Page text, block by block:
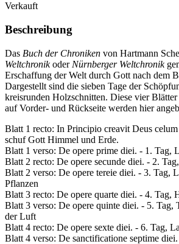
Verkauft
Beschreibung
Das Buch der Chroniken von Hartmann
Weltchronikoder Nürnberger Weltchronik
Erschaffung der Welt durch Gott nach dem
Dargestellt sind die sieben Tage der
kreisrunden Holzschnitten. Diese vier
auf Vorder- und Rückseite werden hier
Blatt 1 recto: In Principio creavit Deus
schuf Gott Himmel und Erde.
Blatt 1 verso: De opere prime diei. - 1. Tag,
Blatt 2 recto: De opere secunde diei. - 2.
Blatt 2 verso: De opere tereie diei. - 3. Tag,
Pflanzen
Blatt 3 recto: De opere quarte diei. - 4. Tag,
Blatt 3 verso: De opere quinte diei. - 5. Tag,
der Luft
Blatt 4 recto: De opere sexte diei. - 6. Tag,
Blatt 4 verso: De sanctificatione septime